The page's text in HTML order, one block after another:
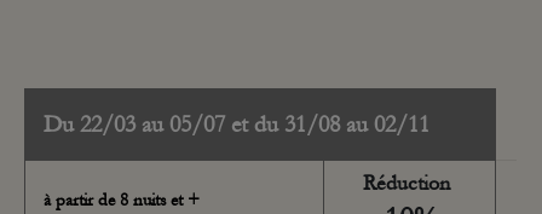
Du 22/03 au 05/07 et du 31/08 au 02/11
à partir de 8 nuits et +
Réduction